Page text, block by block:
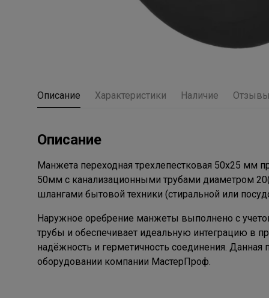
Описание Характеристики Наличие Отзывы
Описание
Манжета переходная трехлепестковая 50х25 мм
50мм с канализационными трубами диаметром
шлангами бытовой техники (стиральной или
Наружное оребрение манжеты выполнено с
трубы и обеспечивает идеальную интеграцию в
надёжность и герметичность соединения.
оборудовании компании МастерПроф.